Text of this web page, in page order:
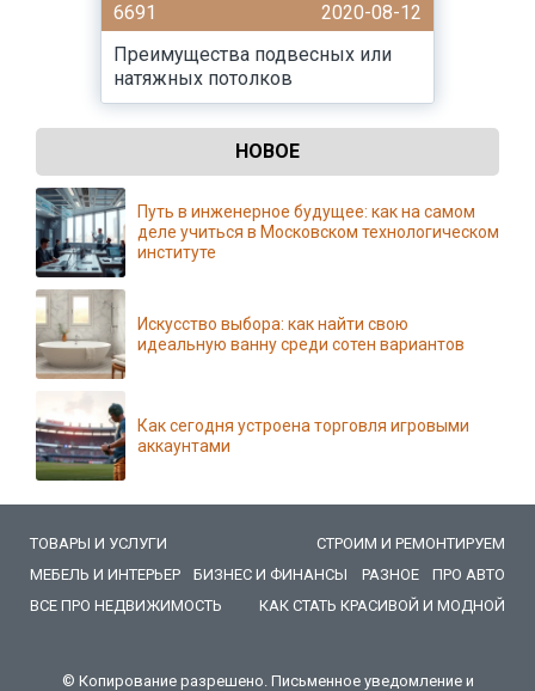
6691
2020-08-12
Преимущества подвесных или
натяжных потолков
НОВОЕ
Путь в инженерное будущее: как на самом
деле учиться в Московском технологическом
институте
Искусство выбора: как найти свою
идеальную ванну среди сотен вариантов
Как сегодня устроена торговля игровыми
аккаунтами
ТОВАРЫ И УСЛУГИ
СТРОИМ И РЕМОНТИРУЕМ
МЕБЕЛЬ И ИНТЕРЬЕР
БИЗНЕС И ФИНАНСЫ РАЗНОЕ
ПРО АВТО
ВСЕ ПРО НЕДВИЖИМОСТЬ
КАК СТАТЬ КРАСИВОЙ И МОДНОЙ
© Копирование разрешено. Письменное уведомление и